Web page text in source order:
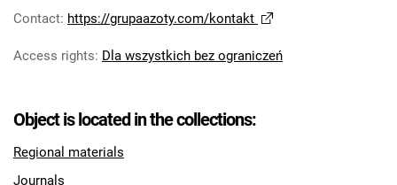
Robotniczego Zakładów Azotowych im.
Tarnowskie Azoty : tygodnik Zakładów
Tarnowskie Azoty : tygodnik Zakładów
Azotowych im. Feliksa Dzierżyńskiego w
Contact: https://grupaazoty.com/kontakt
Access rights: Dla wszystkich bez ograniczeń
Object is located in the collections:
Regional materials
Journals